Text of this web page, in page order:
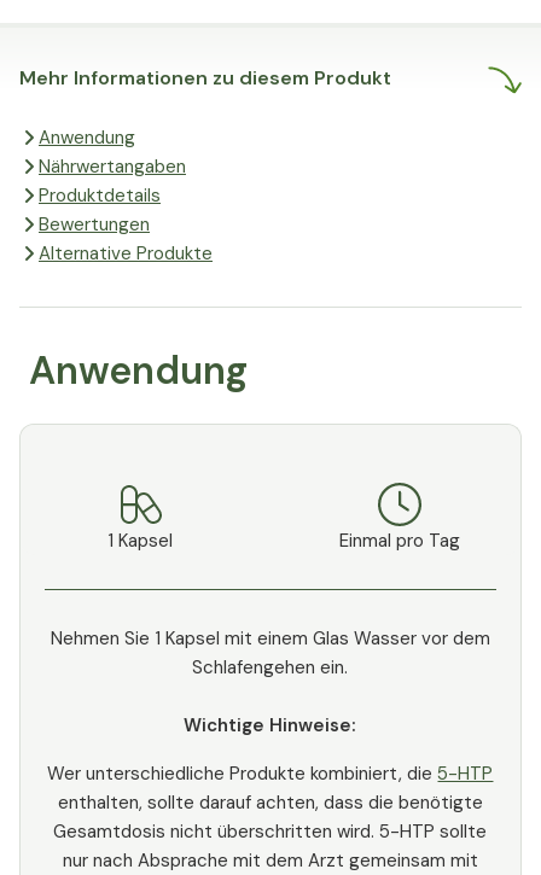
Mehr Informationen zu diesem Produkt
Anwendung
Nährwertangaben
Produktdetails
Bewertungen
Alternative Produkte
Anwendung
1 Kapsel Einmal pro Tag
Nehmen Sie 1 Kapsel mit einem Glas Wasser vor dem
Schlafengehen ein.
Wichtige Hinweise:
Wer unterschiedliche Produkte kombiniert, die5-HTP
enthalten, sollte darauf achten, dass die benötigte
Gesamtdosis nicht überschritten wird. 5-HTP sollte
nur nach Absprache mit dem Arzt gemeinsam mit